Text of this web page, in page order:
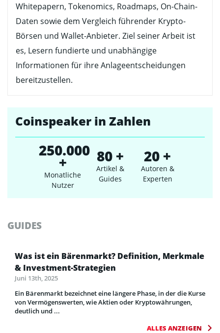
Whitepapern, Tokenomics, Roadmaps, On-Chain-
Daten sowie dem Vergleich führender Krypto-
Börsen und Wallet-Anbieter. Ziel seiner Arbeit ist
es, Lesern fundierte und unabhängige
Informationen für ihre Anlageentscheidungen
bereitzustellen.
Coinspeaker in Zahlen
250.000
+
Monatliche
Nutzer
80 +
Artikel &
Guides
20 +
Autoren &
Experten
GUIDES
Was ist ein Bärenmarkt? Definition, Merkmale
& Investment-Strategien
Juni 13th, 2025
Ein Bärenmarkt bezeichnet eine längere Phase, in der die Kurse
von Vermögenswerten, wie Aktien oder Kryptowährungen,
deutlich und ...
ALLES ANZEIGEN